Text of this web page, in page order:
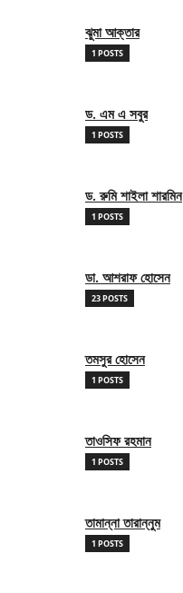
ঝুমা আক্তার
1 POSTS
ড. এম এ সবুর
1 POSTS
ড. রুমি শাইলা শারমিন
1 POSTS
ডা. আশরাফ হোসেন
23 POSTS
তমসুর হোসেন
1 POSTS
তাওসিফ রহমান
1 POSTS
তামান্না তারান্নুম
1 POSTS